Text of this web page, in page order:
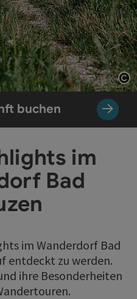
buchen
im
Bad
im Wanderdorf Bad
entdeckt zu werden.
ihre Besonderheiten